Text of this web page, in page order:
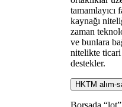
tamamlayıcı
kaynağı
zaman
ve bunlara
nitelikte ticari
destekler.
HKTM alım-
Borsada